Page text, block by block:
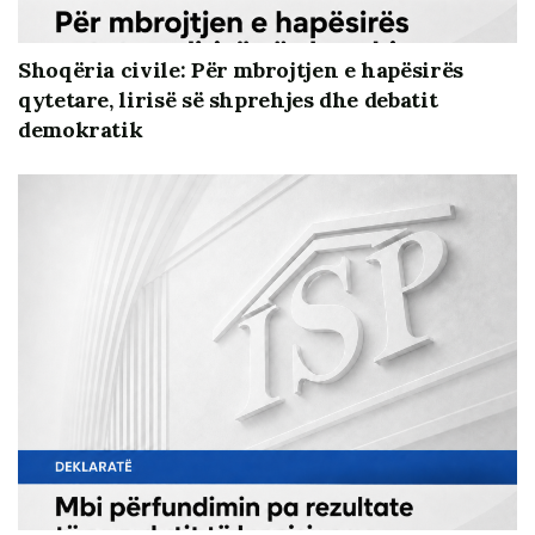
subjekteve zgjedhore dhe kontrollin e këtyre të
fundit, me fushatën e ligjshme zgjedhore (një muaj
para zgjedhjeve), ne vlerësojmë
se transparenca
dhe llogaridhënia
ndaj publikut e partive politike
të integritetit zgjedhor dhe parandalimit të
financimit të errët apo nga para jo të pastra të
këtyre partive. Për rrjedhojë ne kërkojmë
transparencë dhe llogaridhënie publike mbi
financimin e aktiviteteve me natyrë elektorale për
zgjedhjet e ardhshme parlamentare, të cilat janë
zhvilluar deri më tani si dhe planifikohen të
zhvillohen në vijimësi, brenda dhe jashtë vendit.
Duke marrë shkas nga problematikat e
mëhershme,i rekomandojmëtë gjitha
institucioneve publike, qendrore dhe vendore, si
Shoqëria civile: Për mbrojtjen e hapësirës
qytetare, lirisë së shprehjes dhe debatit
demokratik